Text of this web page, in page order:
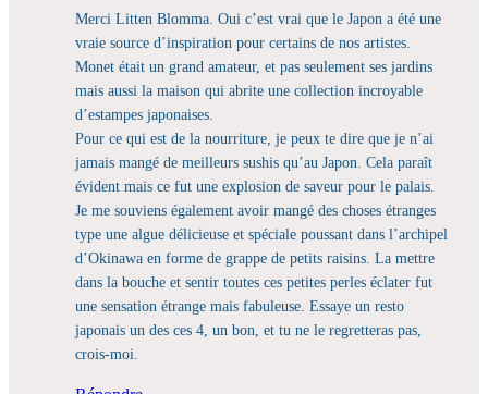
Merci Litten Blomma. Oui c’est vrai que le Japon a été une
vraie source d’inspiration pour certains de nos artistes.
Monet était un grand amateur, et pas seulement ses jardins
mais aussi la maison qui abrite une collection incroyable
d’estampes japonaises.
Pour ce qui est de la nourriture, je peux te dire que je n’ai
jamais mangé de meilleurs sushis qu’au Japon. Cela paraît
évident mais ce fut une explosion de saveur pour le palais.
Je me souviens également avoir mangé des choses étranges
type une algue délicieuse et spéciale poussant dans l’archipel
d’Okinawa en forme de grappe de petits raisins. La mettre
dans la bouche et sentir toutes ces petites perles éclater fut
une sensation étrange mais fabuleuse. Essaye un resto
japonais un des ces 4, un bon, et tu ne le regretteras pas,
crois-moi.